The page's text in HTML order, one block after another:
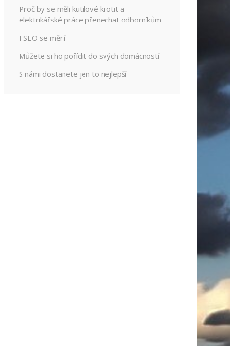
Proč by se měli kutilové krotit a
elektrikářské práce přenechat odborníkům
I SEO se mění
Můžete si ho pořídit do svých domácností
S námi dostanete jen to nejlepší